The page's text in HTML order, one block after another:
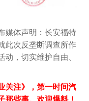
媒体声明：长安福特
此次反垄断调查所作
动，切实维护自由、
关注》，第一时间汽